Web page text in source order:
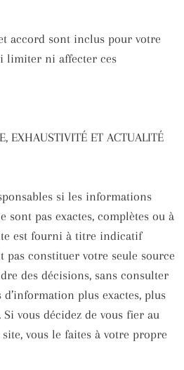
accord sont inclus pour votre
limiter ni affecter ces
EXHAUSTIVITÉ ET ACTUALITÉ
si les informations
sont pas exactes, complètes ou à
est fourni à titre indicatif
pas constituer votre seule source
des décisions, sans consulter
plus exactes, plus
vous décidez de vous fier au
vous le faites à votre propre